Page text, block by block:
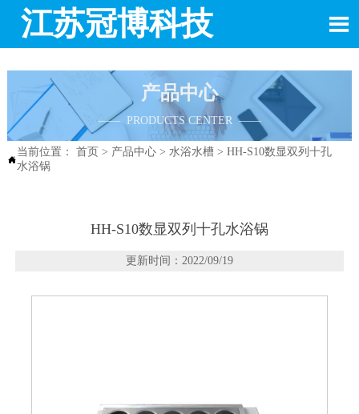
江苏冠博科技 
产品中心
—— PRODUCTS CENTER ——

当前位置： 首页 > 产品中心> 水浴水槽> HH-S10数显双列十孔
水浴锅
HH-S10数显双列十孔水浴锅
更新时间：2022/09/19